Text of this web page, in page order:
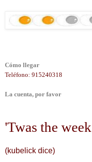
Cómo llegar
Teléfono: 915240318
La cuenta, por favor
'Twas the
(kubelick dice)